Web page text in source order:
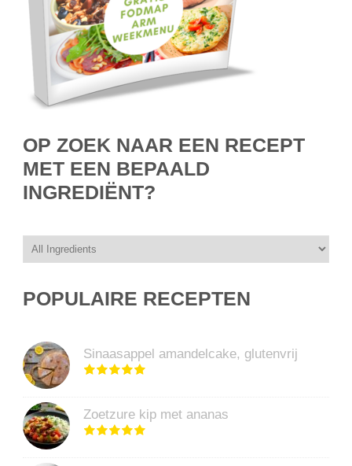
OP ZOEK NAAR EEN RECEPT
MET EEN BEPAALD
INGREDIËNT?
POPULAIRE RECEPTEN
Sinaasappel amandelcake, glutenvrij
Zoetzure kip met ananas